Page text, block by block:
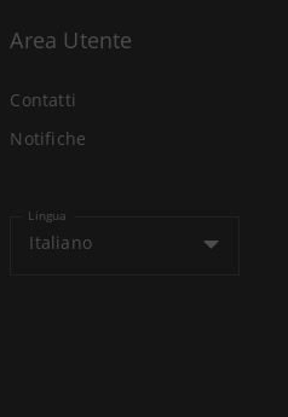
Area Utente
Contatti
Notifiche
Lingua
Italiano